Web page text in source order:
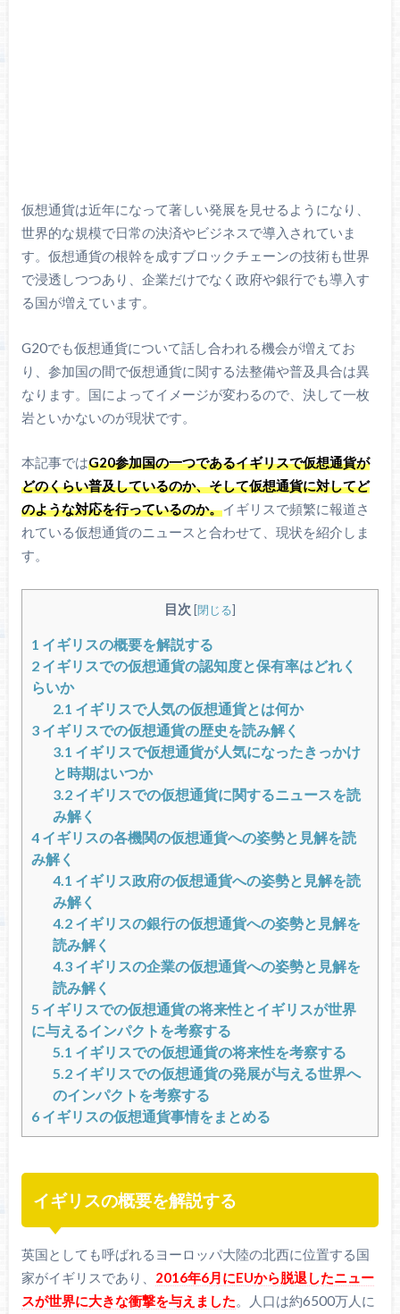
仮想通貨は近年になって著しい発展を見せるようになり、
世界的な規模で日常の決済やビジネスで導入されていま
す。仮想通貨の根幹を成すブロックチェーンの技術も世界
で浸透しつつあり、企業だけでなく政府や銀行でも導入す
る国が増えています。
G20でも仮想通貨について話し合われる機会が増えてお
り、参加国の間で仮想通貨に関する法整備や普及具合は異
なります。国によってイメージが変わるので、決して一枚
岩といかないのが現状です。
本記事ではG20参加国の一つであるイギリスで仮想通貨が
どのくらい普及しているのか、そして仮想通貨に対してど
のような対応を行っているのか。イギリスで頻繁に報道さ
れている仮想通貨のニュースと合わせて、現状を紹介しま
す。
目次 [閉じる]
1 イギリスの概要を解説する
2イギリスでの仮想通貨の認知度と保有率はどれく
らいか
2.1 イギリスで人気の仮想通貨とは何か
3イギリスでの仮想通貨の歴史を読み解く
3.1 イギリスで仮想通貨が人気になったきっかけ
と時期はいつか
3.2イギリスでの仮想通貨に関するニュースを読
み解く
4イギリスの各機関の仮想通貨への姿勢と見解を読
み解く
4.1 イギリス政府の仮想通貨への姿勢と見解を読
み解く
4.2イギリスの銀行の仮想通貨への姿勢と見解を
読み解く
4.3イギリスの企業の仮想通貨への姿勢と見解を
読み解く
5 イギリスでの仮想通貨の将来性とイギリスが世界
に与えるインパクトを考察する
5.1 イギリスでの仮想通貨の将来性を考察する
5.2イギリスでの仮想通貨の発展が与える世界へ
のインパクトを考察する
6イギリスの仮想通貨事情をまとめる
イギリスの概要を解説する
英国としても呼ばれるヨーロッパ大陸の北西に位置する国
家がイギリスであり、 2016年6月にEUから脱退したニュー
スが世界に大きな衝撃を与えました。人口は約6500万人に